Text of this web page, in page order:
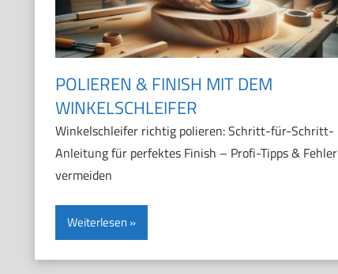
POLIEREN & FINISH MIT DEM
WINKELSCHLEIFER
Winkelschleifer richtig polieren: Schritt-für-Schritt-
Anleitung für perfektes Finish – Profi-Tipps & Fehler
vermeiden
Weiterlesen